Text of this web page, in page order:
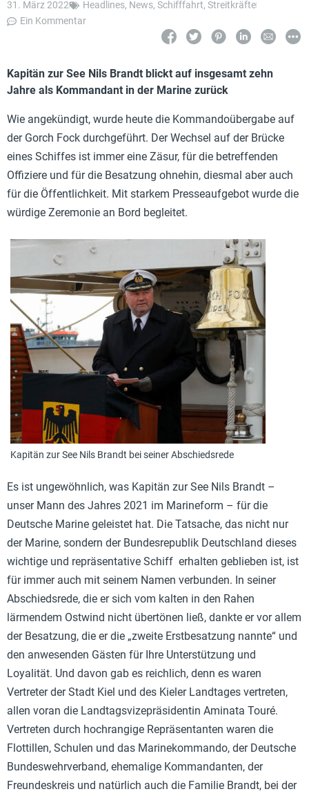
31. März 2022 Headlines, News, Schifffahrt, Streitkräfte
Ein Kommentar
Kapitän zur See Nils Brandt blickt auf insgesamt zehn
Jahre als Kommandant in der Marine zurück
Wie angekündigt, wurde heute die Kommandoübergabe auf
der Gorch Fock durchgeführt. Der Wechsel auf der Brücke
eines Schiffes ist immer eine Zäsur, für die betreffenden
Offiziere und für die Besatzung ohnehin, diesmal aber auch
für die Öffentlichkeit. Mit starkem Presseaufgebot wurde die
würdige Zeremonie an Bord begleitet.
Kapitän zur See Nils Brandt bei seiner Abschiedsrede
Es ist ungewöhnlich, was Kapitän zur See Nils Brandt –
unser Mann des Jahres 2021 im Marineform – für die
Deutsche Marine geleistet hat. Die Tatsache, das nicht nur
der Marine, sondern der Bundesrepublik Deutschland dieses
wichtige und repräsentative Schiff erhalten geblieben ist, ist
für immer auch mit seinem Namen verbunden. In seiner
Abschiedsrede, die er sich vom kalten in den Rahen
lärmendem Ostwind nicht übertönen ließ, dankte er vor allem
der Besatzung, die er die „zweite Erstbesatzung nannte“ und
den anwesenden Gästen für Ihre Unterstützung und
Loyalität. Und davon gab es reichlich, denn es waren
Vertreter der Stadt Kiel und des Kieler Landtages vertreten,
allen voran die Landtagsvizepräsidentin Aminata Touré.
Vertreten durch hochrangige Repräsentanten waren die
Flottillen, Schulen und das Marinekommando, der Deutsche
Bundeswehrverband, ehemalige Kommandanten, der
Freundeskreis und natürlich auch die Familie Brandt, bei der